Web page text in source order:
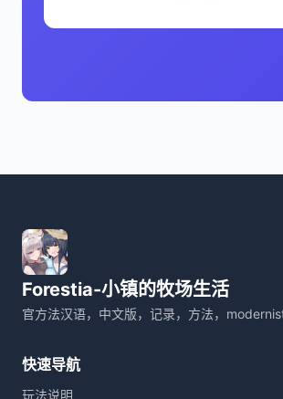
Forestia-小镇的牧场生活
官方法汉语，中文版，记录，方法，
快速导航
玩法说明